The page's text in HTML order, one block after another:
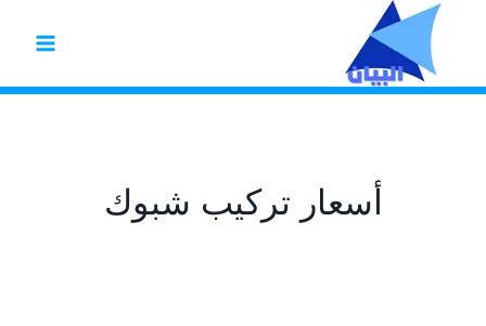
التجاوز
المحتوى
أسعار تركيب شبوك